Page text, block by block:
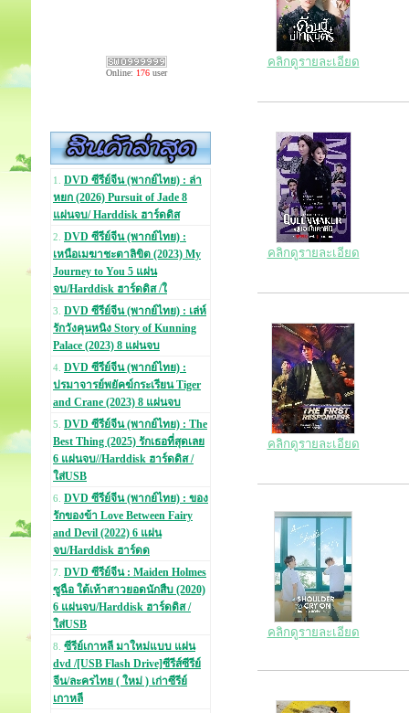
Online: 176 user
1. DVD ซีรีย์จีน (พากย์ไทย) : ล่า
หยก (2026) Pursuit of Jade 8
แผ่นจบ/ Harddisk ฮาร์ดดิส
2. DVD ซีรีย์จีน (พากย์ไทย) :
เหนือเมฆาชะตาลิขิต (2023) My
Journey to You 5 แผ่น
จบ/Harddisk ฮาร์ดดิส /ใ
3. DVD ซีรีย์จีน (พากย์ไทย) : เล่ห์
รักวังคุนหนิง Story of Kunning
Palace (2023) 8 แผ่นจบ
4. DVD ซีรีย์จีน (พากย์ไทย) :
ปรมาจารย์พยัคฆ์กระเรียน Tiger
and Crane (2023) 8 แผ่นจบ
5. DVD ซีรีย์จีน (พากย์ไทย) : The
Best Thing (2025) รักเธอที่สุดเลย
6 แผ่นจบ//Harddisk ฮาร์ดดิส /
ใส่USB
6. DVD ซีรีย์จีน (พากย์ไทย) : ของ
รักของข้า Love Between Fairy
and Devil (2022) 6 แผ่น
จบ/Harddisk ฮาร์ดด
7. DVD ซีรีย์จีน : Maiden Holmes
ซูฉือ ใต้เท้าสาวยอดนักสืบ (2020)
6 แผ่นจบ/Harddisk ฮาร์ดดิส /
ใส่USB
8. ซีรีย์เกาหลี มาใหม่แบบ แผ่น
dvd /[USB Flash Drive]ซีรีส์ซีรีย์
จีน/ละครไทย ( ใหม่ ) เก่าซีรีย์
เกาหลี
คลิกดูรายละเอียด
คลิกดูรายละเอียด
คลิกดูรายละเอียด
คลิกดูรายละเอียด